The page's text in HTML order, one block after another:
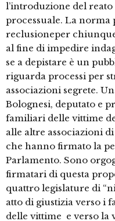
l’introduzione del
processuale. La
reclusioneper
al fine di impedire
se a depistare è un
riguarda processi per
associazioni segrete.
Bolognesi, deputato e
familiari delle vittime
alle altre associazioni
che hanno firmato la
Parlamento. Sono
firmatari di questa
quattro legislature di
atto di giustizia verso i
delle vittime e verso la